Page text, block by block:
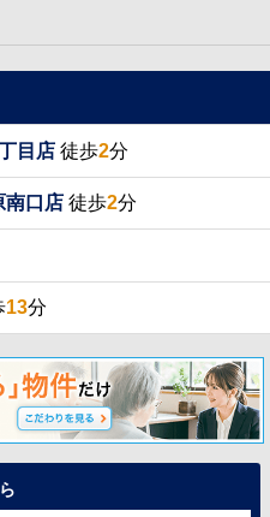
目店 徒歩2分
南口店 徒歩2分
13分